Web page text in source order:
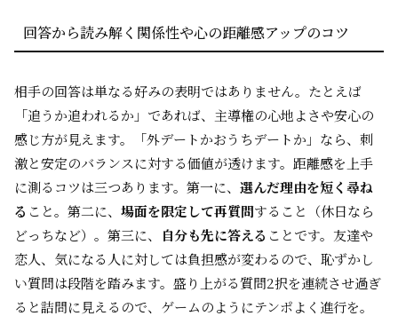
回答から読み解く関係性や心の距離感アップのコツ
相手の回答は単なる好みの表明ではありません。たとえば
「追うか追われるか」であれば、主導権の心地よさや安心の
感じ方が見えます。「外デートかおうちデートか」なら、刺
激と安定のバランスに対する価値が透けます。距離感を上手
に測るコツは三つあります。第一に、 選んだ理由を短く尋ね
る こと。第二に、 場面を限定して再質問すること（休日なら
どっちなど）。第三に、
自分も先に答える ことです。友達や
恋人、気になる人に対しては負担感が変わるので、恥ずかし
い質問は段階を踏みます。盛り上がる質問2択を連続させ過ぎ
ると詰問に見えるので、ゲームのようにテンポよく進行を。